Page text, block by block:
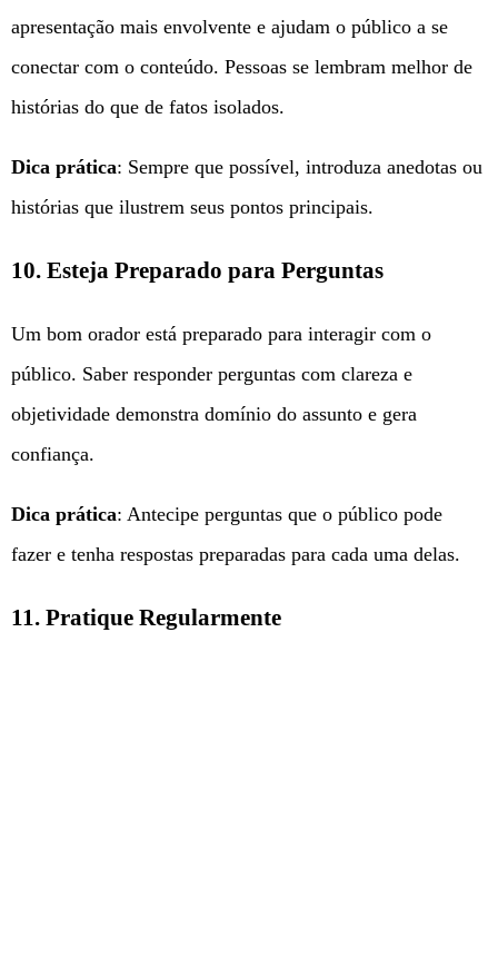
apresentação mais envolvente e ajudam o público a se
conectar com o conteúdo. Pessoas se lembram melhor de
histórias do que de fatos isolados.
Dica prática: Sempre que possível, introduza anedotas ou
histórias que ilustrem seus pontos principais.
10. Esteja Preparado para Perguntas
Um bom orador está preparado para interagir com o
público. Saber responder perguntas com clareza e
objetividade demonstra domínio do assunto e gera
confiança.
Dica prática: Antecipe perguntas que o público pode
fazer e tenha respostas preparadas para cada uma delas.
11. Pratique Regularmente